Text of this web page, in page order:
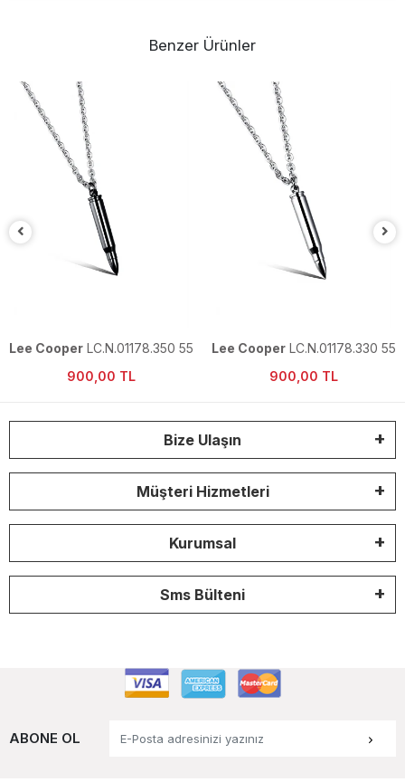
Benzer Ürünler
Lee Cooper LC.N.01178.350 55
Cm Çelik Erkek Kolye
900,00 TL
Lee Cooper LC.N.01178.330 55
Cm Çelik Erkek Kolye
900,00 TL
Bize Ulaşın
Müşteri Hizmetleri
Kurumsal
Sms Bülteni
ABONE OL